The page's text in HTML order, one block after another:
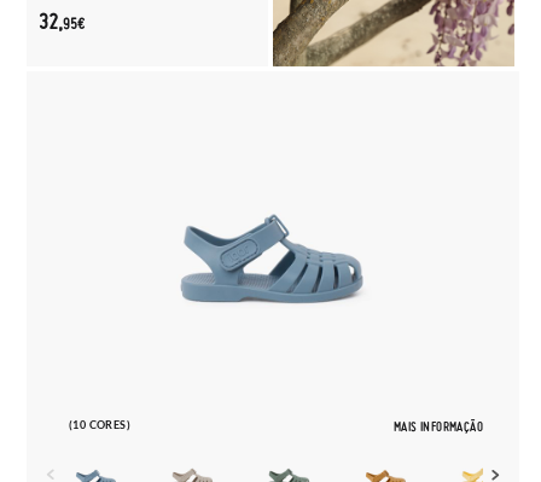
32,95€
(10 CORES) MAIS INFORMAÇÃO